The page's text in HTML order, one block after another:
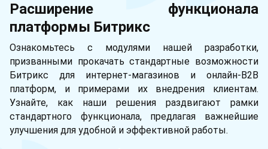
Расширение функционала
платформы Битрикс
Ознакомьтесь с модулями нашей разработки,
призванными прокачать стандартные возможности
Битрикс для интернет-магазинов и онлайн-B2B
платформ, и примерами их внедрения клиентам.
Узнайте, как наши решения раздвигают рамки
стандартного функционала, предлагая важнейшие
улучшения для удобной и эффективной работы.